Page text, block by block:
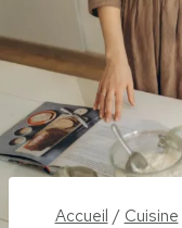
Accueil / Cuisine